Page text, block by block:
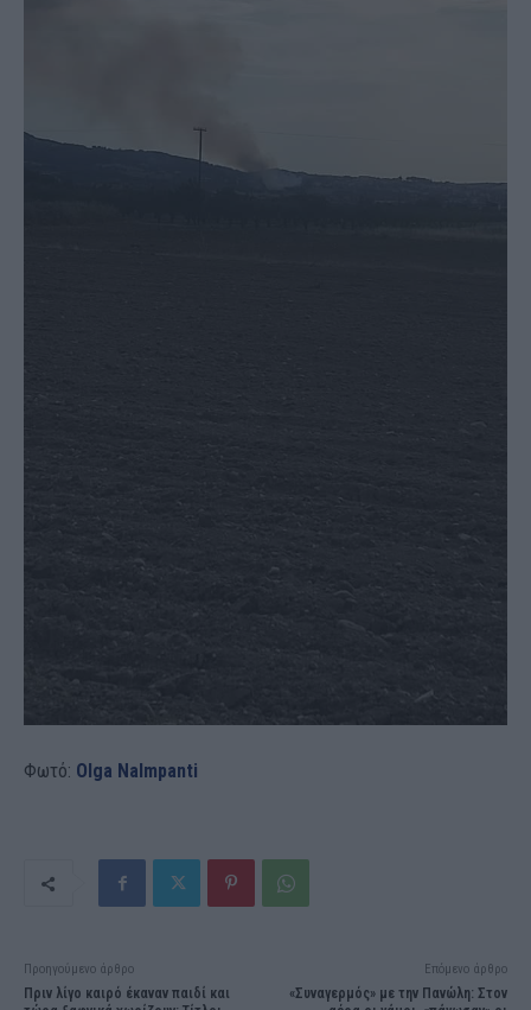
Φωτό: Olga Nalmpanti
Προηγούμενο άρθρο
Πριν λίγο καιρό έκαναν παιδί και
Επόμενο άρθρο
«Συναγερμός» με την Πανώλη: Στον